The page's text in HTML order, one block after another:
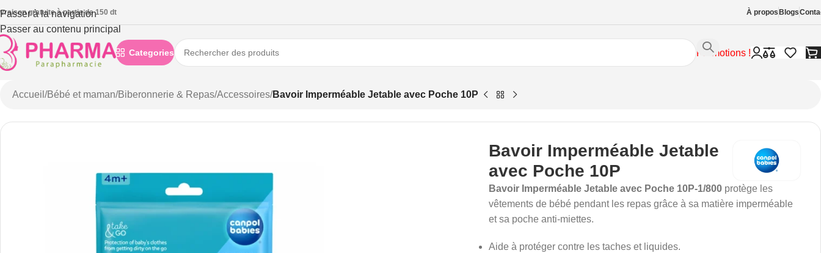
Passer à la navigation
Passer au contenu principal
gratuite à partie de 150 dt À propos Blogs
Categories Promotions !
Accueil /Bébé et maman/Biberonnerie & Repas/Accessoires/Bavoir Imperméable Jetable avec Poche 10P
Bavoir Imperméable Jetable
avec Poche 10P
Bavoir Imperméable Jetable avec Poche 10P-1/800 protège les
vêtements de bébé pendant les repas grâce à sa matière imperméable
et sa poche anti-miettes.
Aide à protéger contre les taches et liquides.